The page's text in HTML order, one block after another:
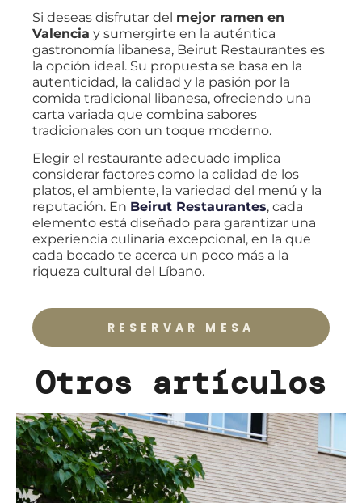
Si deseas disfrutar del mejor ramen en
Valencia y sumergirte en la auténtica
gastronomía libanesa, Beirut Restaurantes es
la opción ideal. Su propuesta se basa en la
autenticidad, la calidad y la pasión por la
comida tradicional libanesa, ofreciendo una
carta variada que combina sabores
tradicionales con un toque moderno.
Elegir el restaurante adecuado implica
considerar factores como la calidad de los
platos, el ambiente, la variedad del menú y la
reputación. En Beirut Restaurantes, cada
elemento está diseñado para garantizar una
experiencia culinaria excepcional, en la que
cada bocado te acerca un poco más a la
riqueza cultural del Líbano.
RESERVAR MESA
Otros artículos